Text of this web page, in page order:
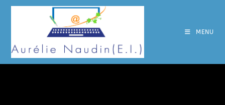
Skip
MENU